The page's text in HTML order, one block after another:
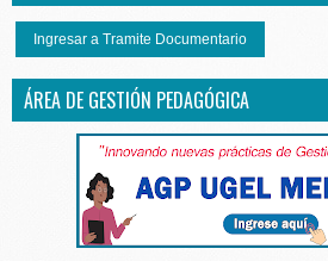
Ingresar a Tramite Documentario
ÁREA DE GESTIÓN PEDAGÓGICA